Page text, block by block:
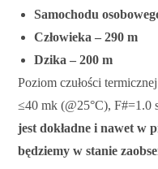
Samochodu
Człowieka – 290 m
Dzika – 200 m
Poziom czułości
≤40 mk (@25°C), F#=1.0
jest dokładne i nawet w
będziemy w stanie